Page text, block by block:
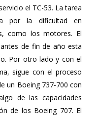
el TC-53. La tarea
por la dificultad en
como los motores. El
de fin de año esta
Por otro lado y con el
sigue con el proceso
un Boeing 737-700 con
de las capacidades
de los Boeing 707. El